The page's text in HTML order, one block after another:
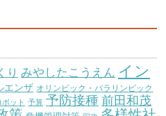
り みやしたこうえん イン
エンザ オリンピック・パラリンピック
ボット 予算 予防接種 前田和茂